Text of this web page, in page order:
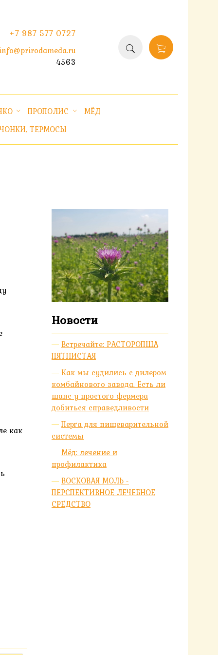
+7 987 577 0727
4563
ПРОПОЛИС
МЁД
ТЕРМОСЫ
как
Новости
Встречайте: РАСТОРОПША
ПЯТНИСТАЯ
Как мы судились с дилером
комбайнового завода. Есть ли
шанс у простого фермера
добиться справедливости
Перга для пищеварительной
системы
Мёд: лечение и
профилактика
ВОСКОВАЯ МОЛЬ -
ПЕРСПЕКТИВНОЕ ЛЕЧЕБНОЕ
СРЕДСТВО